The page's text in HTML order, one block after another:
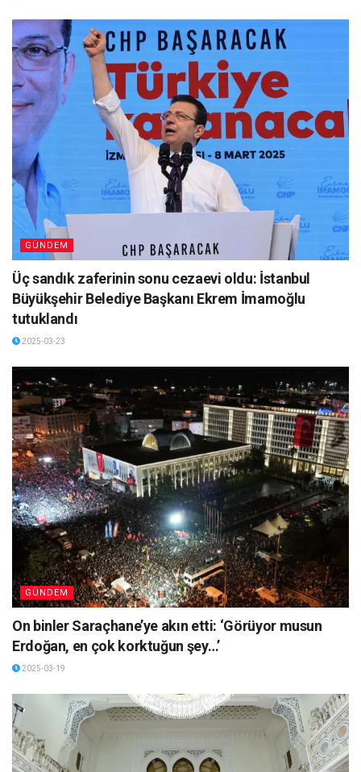
GÜNDEM
Üç sandık zaferinin sonu cezaevi oldu: İstanbul
Büyükşehir Belediye Başkanı Ekrem İmamoğlu
tutuklandı
2025-03-23
GÜNDEM
On binler Saraçhane’ye akın etti: ‘Görüyor musun
Erdoğan, en çok korktuğun şey…’
2025-03-19